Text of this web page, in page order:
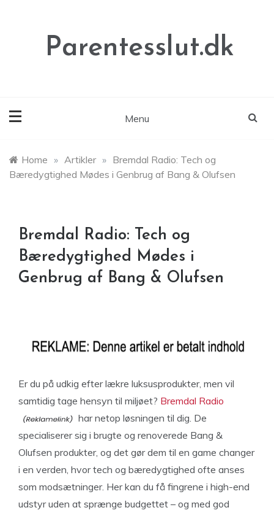
Parentesslut.dk
Menu
Home » Artikler » Bremdal Radio: Tech og
Bæredygtighed Mødes i Genbrug af Bang & Olufsen
Bremdal Radio: Tech og
Bæredygtighed Mødes i
Genbrug af Bang & Olufsen
Er du på udkig efter lækre luksusprodukter, men vil
samtidig tage hensyn til miljøet? Bremdal Radio
har netop løsningen til dig. De
specialiserer sig i brugte og renoverede Bang &
Olufsen produkter, og det gør dem til en game changer
i en verden, hvor tech og bæredygtighed ofte anses
som modsætninger. Her kan du få fingrene i high-end
udstyr uden at sprænge budgettet – og med god